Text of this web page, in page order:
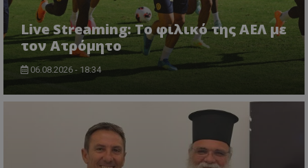
Live Streaming: Το φιλικό της ΑΕΛ με
τον Ατρόμητο
06.08.2026 - 18:34